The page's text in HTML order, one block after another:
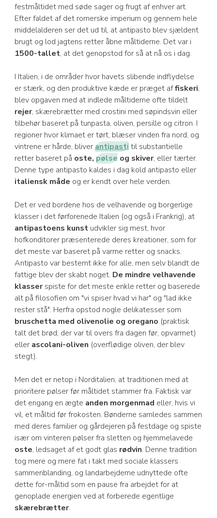
festmåltidet med søde sager og frugt af enhver art.
Efter faldet af det romerske imperium og gennem hele
middelalderen ser det ud til, at antipasto blev sjældent
brugt og lod jagtens retter åbne måltiderne. Det var i
1500-tallet, at det genopstod for så at nå os i dag.
I Italien, i de områder hvor havets slibende indflydelse
er stærk, og den produktive kæde er præget affiskeri,
blev opgaven med at indlede måltiderne ofte tildelt
rejer, skærebrætter med crostini med søpindsvin eller
tilbehør baseret på tunpasta, oliven, persille og citron. I
regioner hvor klimaet er tørt, blæser vinden fra nord, og
vintrene er hårde, bliverantipastitil substantielle
retter baseret på oste, pølse og skiver, eller tærter.
Denne type antipasto kaldes i dag kold antipasto eller
italiensk måde og er kendt over hele verden.
Det er ved bordene hos de velhavende og borgerlige
klasser i det førforenede Italien (og også i Frankrig), at
antipastoens kunst udvikler sig mest, hvor
hofkonditorer præsenterede deres kreationer, som for
det meste var baseret på varme retter og snacks.
Antipasto var bestemt ikke for alle, men selv blandt de
fattige blev der skabt noget. De mindre velhavende
klasserspiste for det meste enkle retter og baserede
alt på filosofien om "vi spiser hvad vi har" og "lad ikke
rester stå". Herfra opstod nogle delikatesser som
bruschetta med olivenolie og oregano (praktisk
talt det brød, der var til overs fra dagen før, opvarmet)
eller ascolani-oliven (overflødige oliven, der blev
stegt).
Men det er netop i Norditalien, at traditionen med at
prioritere pølser før måltidet stammer fra. Faktisk var
det engang en ægte anden morgenmad eller, hvis vi
vil, et måltid før frokosten. Bønderne samledes sammen
med deres familier og gårdejeren på festdage og spiste
især om vinteren pølser fra sletten og hjemmelavede
oste, ledsaget af et godt glas rødvin. Denne tradition
tog mere og mere fat i takt med sociale klassers
sammenblanding, og landarbejderne udnyttede ofte
dette for-måltid som en pause fra arbejdet for at
genoplade energien ved at forberede egentlige
skærebrætter.